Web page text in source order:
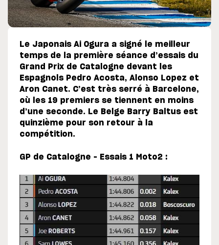
Le Japonais Ai Ogura a signé le meilleur
temps de la première séance d’essais du
Grand Prix de Catalogne devant les
Espagnols Pedro Acosta, Alonso Lopez et
Aron Canet. C’est très serré à Barcelone,
où les 19 premiers se tiennent en moins
d’une seconde. Le Belge Barry Baltus est
quinzième pour son retour à la
compétition.
GP de Catalogne – Essais 1 Moto2 :